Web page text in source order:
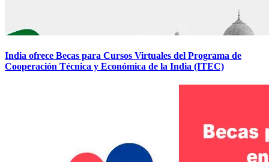
India ofrece Becas para Cursos Virtuales del Programa de
Cooperación Técnica y Económica de la India (ITEC)